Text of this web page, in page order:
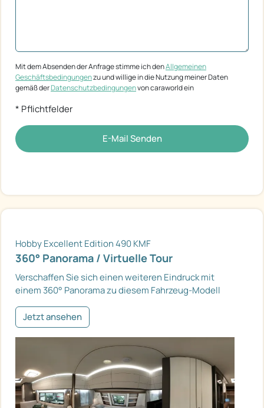
Mit dem Absenden der Anfrage stimme ich denAllgemeinen
Geschäftsbedingungenzu und willige in die Nutzung meiner Daten
gemäß derDatenschutzbedingungenvon caraworld ein
* Pflichtfelder
E-Mail Senden
Hobby Excellent Edition 490 KMF
360° Panorama / Virtuelle Tour
Verschaffen Sie sich einen weiteren Eindruck mit
einem 360° Panorama zu diesem Fahrzeug-Modell
Jetzt ansehen